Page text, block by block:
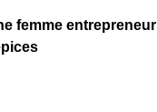
femme